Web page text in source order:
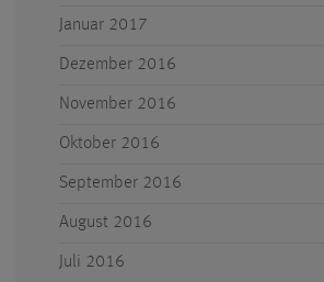
Januar 2017
Dezember 2016
November 2016
Oktober 2016
September 2016
August 2016
Juli 2016